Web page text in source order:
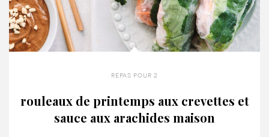
repas pour 2
rouleaux de printemps aux crevettes et
sauce aux arachides maison